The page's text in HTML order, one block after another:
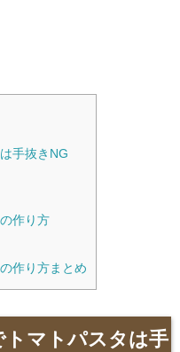
手抜きNG
作り方
作り方まとめ
マトパスタは手